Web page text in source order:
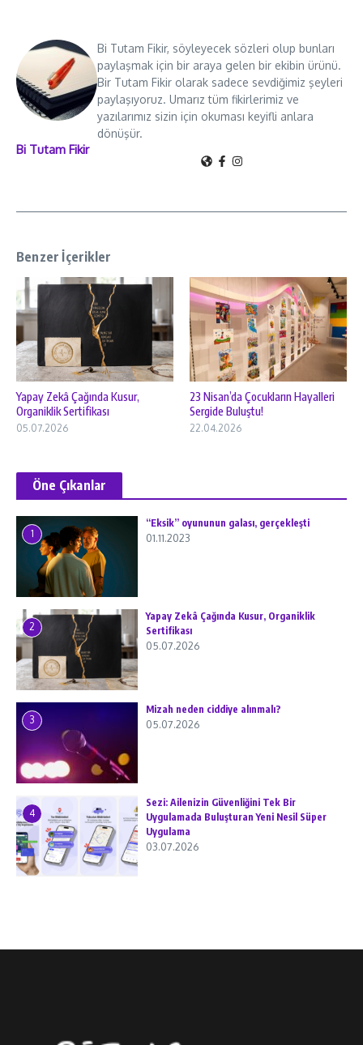
Bi Tutam Fikir
Bi Tutam Fikir, söyleyecek sözleri olup bunları
paylaşmak için bir araya gelen bir ekibin ürünü.
Bir Tutam Fikir olarak sadece sevdiğimiz şeyleri
paylaşıyoruz. Umarız tüm fikirlerimiz ve
yazılarımız sizin için okuması keyifli anlara
dönüşür.
Benzer İçerikler
Yapay Zekâ Çağında Kusur,
Organiklik Sertifikası
05.07.2026
23 Nisan’da Çocukların Hayalleri
Sergide Buluştu!
22.04.2026
Öne Çıkanlar
1
“Eksik” oyununun galası, gerçekleşti
01.11.2023
2
Yapay Zekâ Çağında Kusur, Organiklik
Sertifikası
05.07.2026
3
Mizah neden ciddiye alınmalı?
05.07.2026
4
Sezi: Ailenizin Güvenliğini Tek Bir
Uygulamada Buluşturan Yeni Nesil Süper
Uygulama
03.07.2026